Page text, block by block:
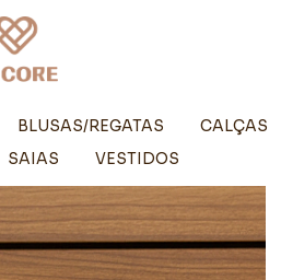
BLUSAS/REGATAS CALÇAS
SAIAS VESTIDOS